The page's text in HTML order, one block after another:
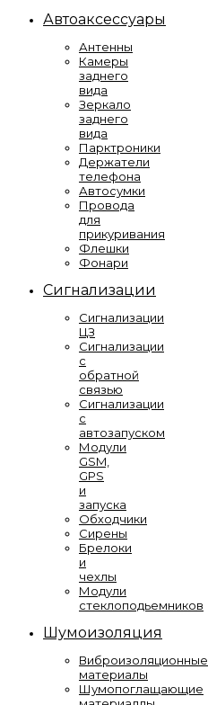
Автоаксессуары
Антенны
Камеры
заднего
вида
Зеркало
заднего
вида
Парктроники
Держатели
телефона
Автосумки
Провода
для
прикуривания
Флешки
Фонари
Сигнализации
Сигнализации
ЦЗ
Сигнализации
с
обратной
связью
Сигнализации
с
автозапуском
Модули
GSM,
GPS
и
запуска
Обходчики
Сирены
Брелоки
и
чехлы
Модули
стеклоподьемников
Шумоизоляция
Виброизоляционные
материалы
Шумопоглащающие